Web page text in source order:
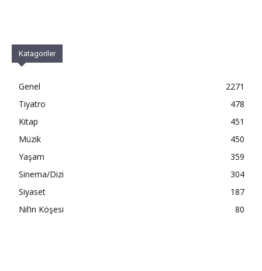
Katagoriler
Genel
2271
Tiyatro
478
Kitap
451
Müzik
450
Yaşam
359
Sinema/Dizi
304
Siyaset
187
Nil’in Köşesi
80